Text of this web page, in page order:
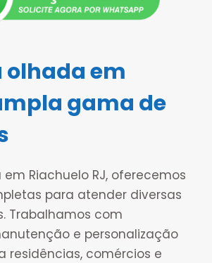
olhada em
gama de
Riachuelo RJ, oferecemos
para atender diversas
Trabalhamos com
e personalização
residências, comércios e